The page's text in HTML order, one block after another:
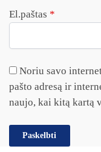
El.paštas *
Noriu savo
pašto adresą ir
naujo, kai kitą kartą